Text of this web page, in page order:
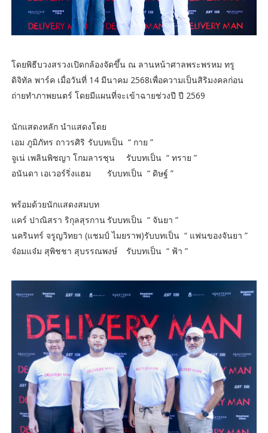
โดยพิธีบวงสรวงเปิดกล้องจัดขึ้น ณ ลานหน้าศาลพระพรหม ทรู
ดิจิทัล พาร์ค เมื่อวันที่ 14 มีนาคม 2568เพื่อความเป็นสิริมงคลก่อน
ถ่ายทำภาพยนตร์ โดยมีแผนที่จะเข้าฉายช่วงปี ปี 2569
นักแสดงหลัก นำแสดงโดย
เอม ภูมิภัทร ถาวรศิริ รับบทเป็น “ กาย ”
จูเน่ เพลินพิชญา โกมลารชุน
รับบทเป็น “ ทราย ”
อนันดา เอเวอร์ริ่งแฮม
รับบทเป็น “ ดิษฐ์ ”
พร้อมด้วยนักแสดงสมบท
แคร์ ปาณิสรา ริกุลสุรกาน รับบทเป็น “ จันยา ”
นครินทร์ จรูญวิทยา (แชมป์ ไมยราพ)รับบทเป็น “ แฟนของจันยา ”
จ๋อมแจ๋ม สุพิชชา สุบรรณพงษ์
รับบทเป็น “ ฟ้า ”